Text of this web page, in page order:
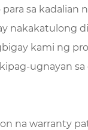
sa kadalian
nakakatulong
kami ng
ugnayan
na warranty